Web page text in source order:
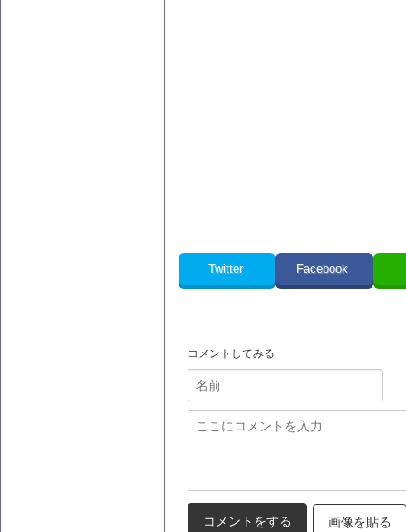
Twitter Facebook
コメントしてみる
画像を貼る